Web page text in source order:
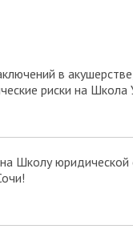
в
риски на
Школу